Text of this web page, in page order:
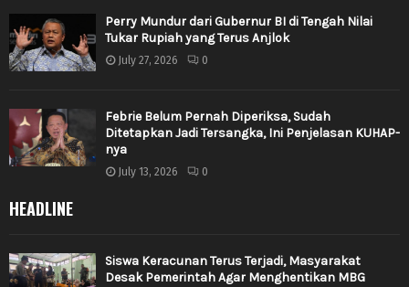
Perry Mundur dari Gubernur BI di Tengah Nilai
Tukar Rupiah yang Terus Anjlok
July 27, 2026 0
Febrie Belum Pernah Diperiksa, Sudah
Ditetapkan Jadi Tersangka, Ini Penjelasan KUHAP-
nya
July 13, 2026 0
HEADLINE
Siswa Keracunan Terus Terjadi, Masyarakat
Desak Pemerintah Agar Menghentikan MBG